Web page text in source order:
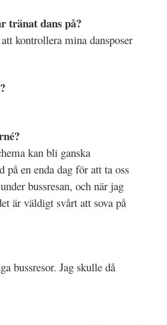
tränat dans på?
kontrollera mina dansposer
kan bli ganska
på en enda dag för att ta oss
bussresan, och när jag
är väldigt svårt att sova på
bussresor. Jag skulle då